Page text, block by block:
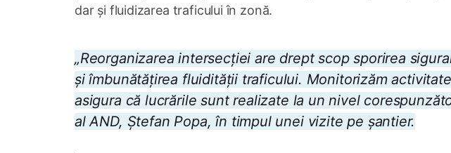
dar și fluidizarea traficului în zonă.
„Reorganizarea intersecției are drept scop sporirea
și îmbunătățirea fluidității traficului. Monitorizăm
asigura că lucrările sunt realizate la un nivel
al AND, Ștefan Popa, în timpul unei vizite pe șantier.